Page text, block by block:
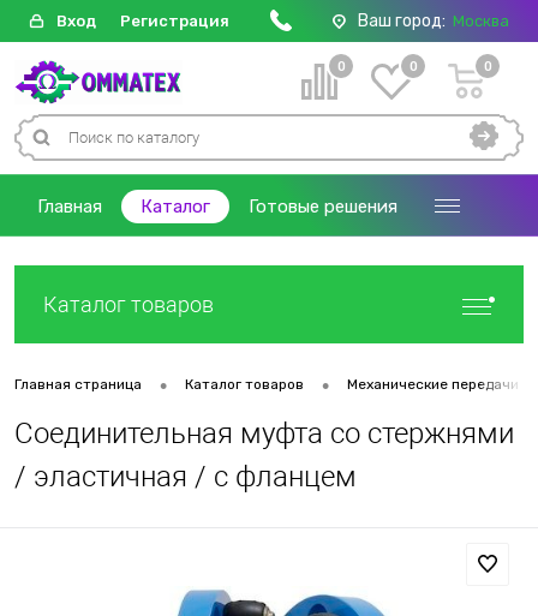
Вход Регистрация Ваш город: Москва
0 0 0
Главная Каталог Готовые решения
Каталог товаров
Главная страница • Каталог товаров • Механические передачи
Соединительная муфта со стержнями
/ эластичная / с фланцем